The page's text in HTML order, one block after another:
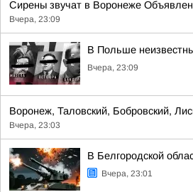
Сирены звучат в Воронеже
Вчера, 23:09
В Польше
Вчера, 23:09
Воронеж, Таловский, Бобровский,
Вчера, 23:03
В Белгородской
Вчера, 23:01